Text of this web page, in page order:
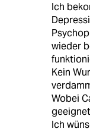
Ich
wieder
Kein
Wobei
Ich